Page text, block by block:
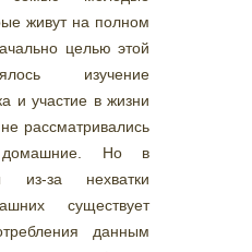
живут на полном
целью этой
изучение
и участие в жизни
рассматривались
домашние. Но в
из-за нехватки
существует
данным